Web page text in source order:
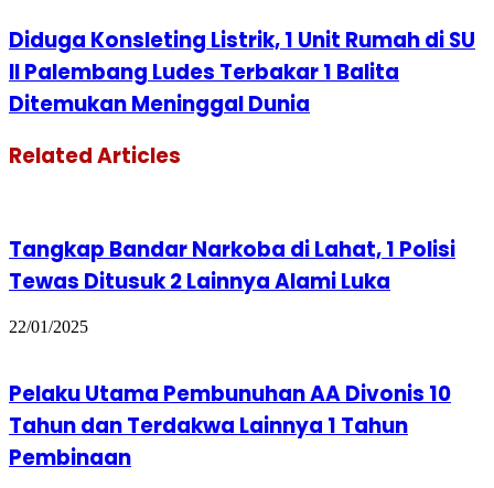
Diduga Konsleting Listrik, 1 Unit Rumah di SU
II Palembang Ludes Terbakar 1 Balita
Ditemukan Meninggal Dunia
Related Articles
Tangkap Bandar Narkoba di Lahat, 1 Polisi
Tewas Ditusuk 2 Lainnya Alami Luka
22/01/2025
Pelaku Utama Pembunuhan AA Divonis 10
Tahun dan Terdakwa Lainnya 1 Tahun
Pembinaan